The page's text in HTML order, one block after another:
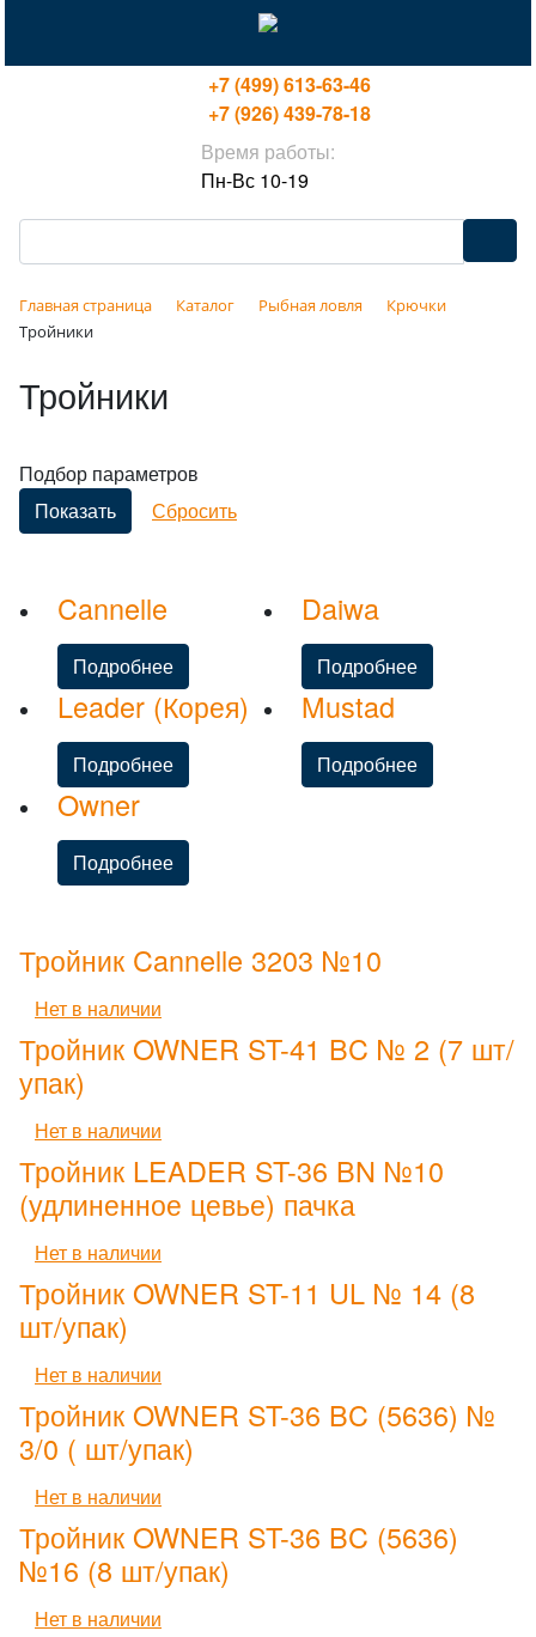
+7 (499) 613-63-46
+7 (926) 439-78-18
Время работы:
Пн-Вс 10-19
Главная страница Каталог Рыбная ловля
Крючки
Тройники
Тройники
Подбор параметров
Cannelle
Подробнее
Daiwa
Подробнее
Leader (Корея)
Подробнее
Mustad
Подробнее
Owner
Подробнее
Тройник Cannelle 3203 №10
Нет в наличии
Тройник OWNER ST-41 BC № 2 (7 шт/
упак)
Нет в наличии
Тройник LEADER ST-36 BN №10
(удлиненное цевье) пачка
Нет в наличии
Тройник OWNER ST-11 UL № 14 (8
шт/упак)
Нет в наличии
Тройник OWNER ST-36 BC (5636) №
3/0 ( шт/упак)
Нет в наличии
Тройник OWNER ST-36 BC (5636)
№16 (8 шт/упак)
Нет в наличии